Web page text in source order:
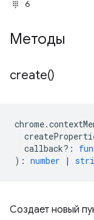
6
Методы
create()
chrome.
callback? :
) : number |
Создает новый